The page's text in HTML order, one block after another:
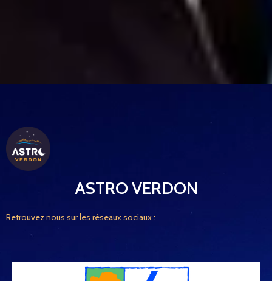
ASTRO VERDON
Retrouvez nous sur les réseaux sociaux :